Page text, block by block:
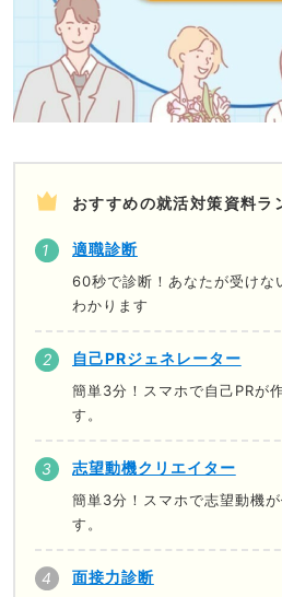
おすすめの就活対策資料ラ
適職診断
60秒で診断！あなたが受けな
わかります
自己PRジェネレーター
簡単3分！スマホで自己PRが
す。
志望動機クリエイター
簡単3分！スマホで志望動機
す。
面接力診断